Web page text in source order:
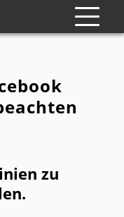
zu